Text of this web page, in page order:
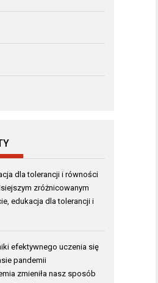
dla tolerancji i równości
zróżnicowanym
edukacja dla tolerancji i
efektywnego uczenia się
pandemii
zmieniła nasz sposób